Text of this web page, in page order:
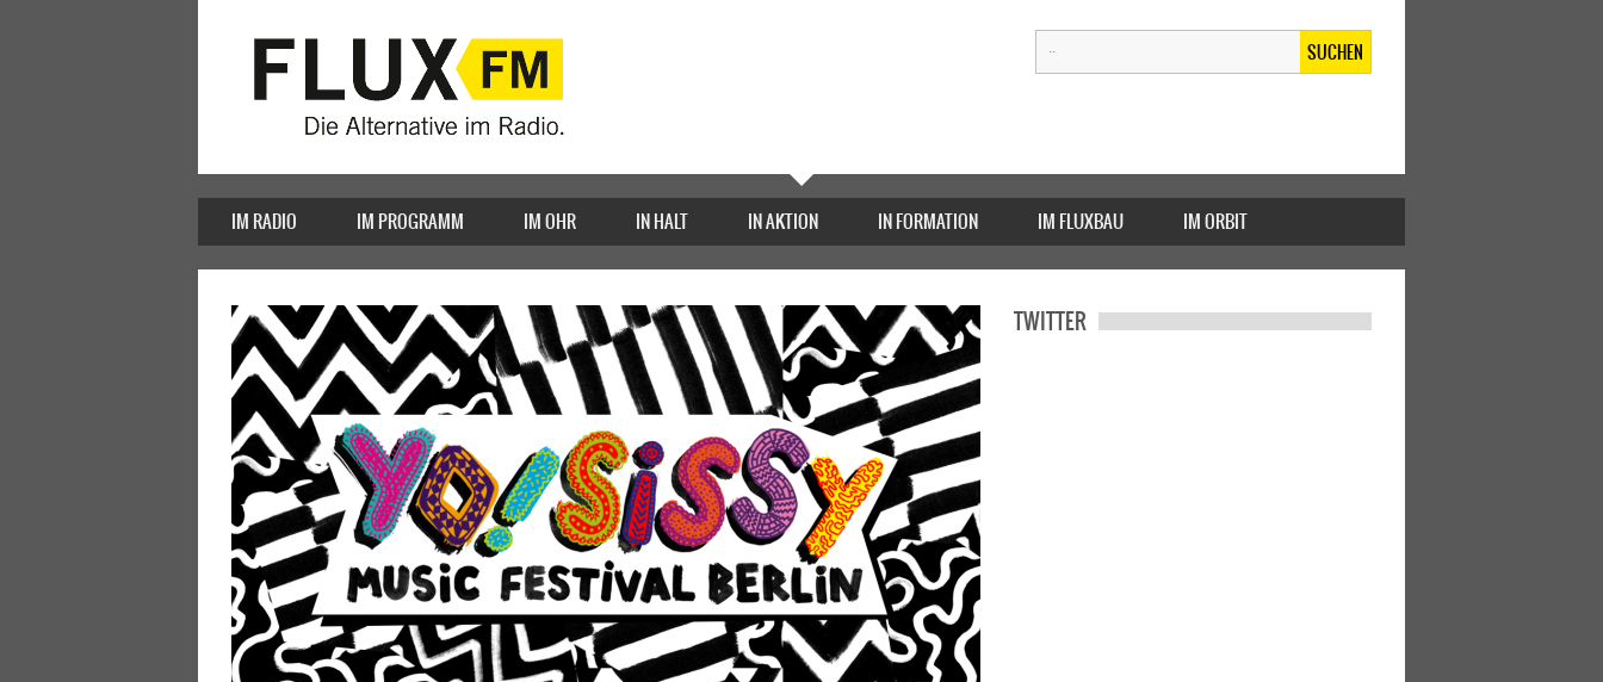
SUCHEN
IM RADIO IM PROGRAMM IM OHR IN HALT IN AKTION IN FORMATION IM FLUXBAU IM ORBIT
TWITTER